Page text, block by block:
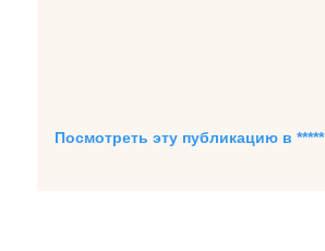
Посмотреть эту публикацию в *****